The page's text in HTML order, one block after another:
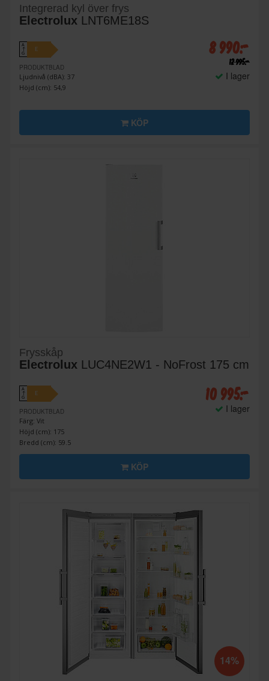
Integrerad kyl över frys
Electrolux LNT6ME18S
A
↑
G
E
PRODUKTBLAD
Ljudnivå (dBA): 37
Höjd (cm): 54,9
8 990:-
12 995:-
I lager
KÖP
Frysskåp
Electrolux LUC4NE2W1 - NoFrost 175 cm
A
↑
G
E
PRODUKTBLAD
Färg: Vit
Höjd (cm): 175
Bredd (cm): 59.5
10 995:-
I lager
KÖP
14%